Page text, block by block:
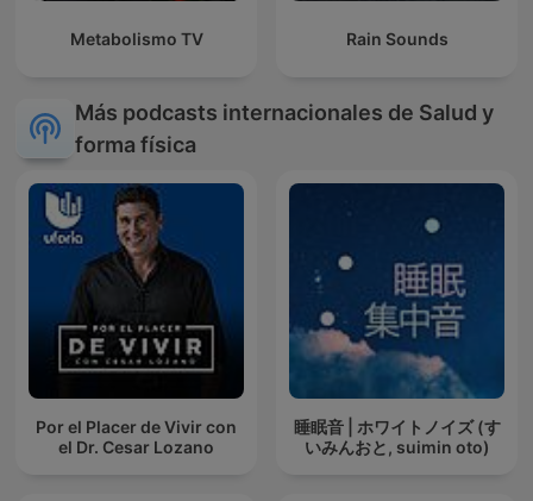
Metabolismo TV Rain Sounds
Más podcasts internacionales de Salud y
forma física
Por el Placer de Vivir con
el Dr. Cesar Lozano
睡眠音 | ホワイトノイズ (す
いみんおと, suimin oto)